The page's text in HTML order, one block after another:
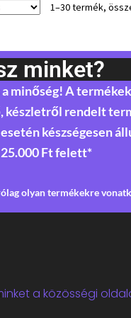
1–30 termék,
minket?
minőség! A
készletről rendelt
készségesen
Ft felett*
olyan termékekre
a közösségi